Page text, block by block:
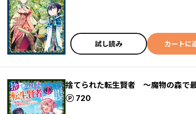
試し読み カートに
捨てられた転生賢者 ～魔物の森で
720
ポイント